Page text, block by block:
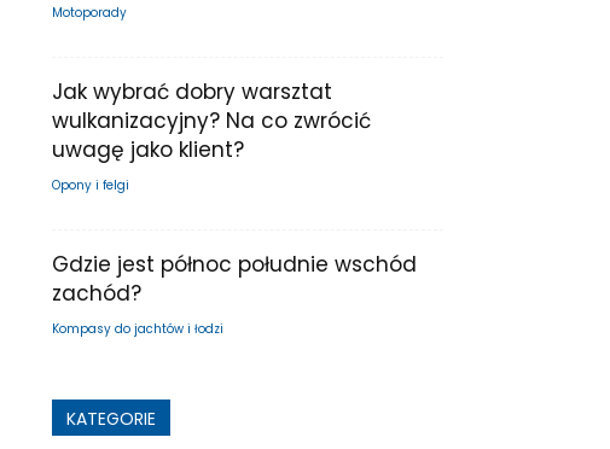
Motoporady
Jak wybrać dobry warsztat
wulkanizacyjny? Na co zwrócić
uwagę jako klient?
Opony i felgi
Gdzie jest północ południe wschód
zachód?
Kompasy do jachtów i łodzi
KATEGORIE